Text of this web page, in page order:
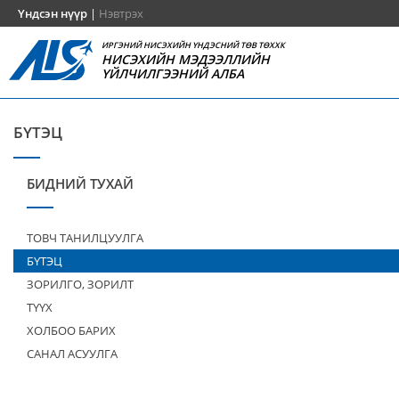
Үндсэн нүүр | Нэвтрэх
ИРГЭНИЙ НИСЭХИЙН ҮНДЭСНИЙ ТӨВ ТӨХХК
НИСЭХИЙН МЭДЭЭЛЛИЙН
ҮЙЛЧИЛГЭЭНИЙ АЛБА
БҮТЭЦ
БИДНИЙ ТУХАЙ
ТОВЧ ТАНИЛЦУУЛГА
БҮТЭЦ
ЗОРИЛГО, ЗОРИЛТ
ТҮҮХ
ХОЛБОО БАРИХ
САНАЛ АСУУЛГА